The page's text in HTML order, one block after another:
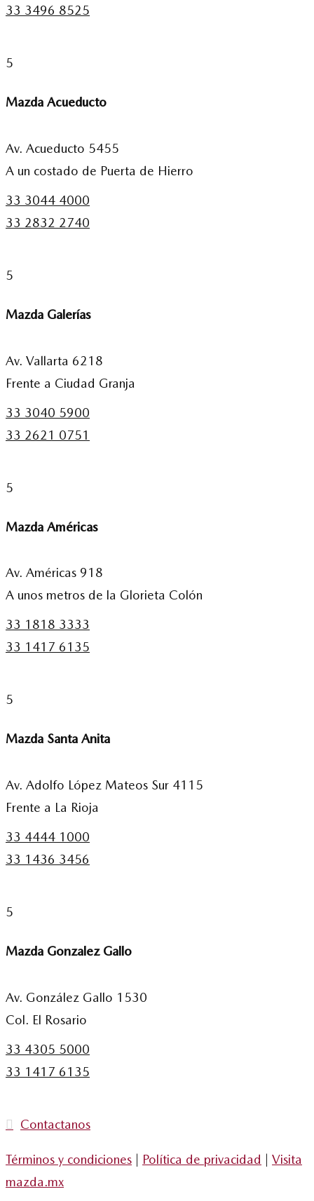
33 3496 8525
5
Mazda Acueducto
Av. Acueducto 5455
A un costado de Puerta de Hierro
33 3044 4000
33 2832 2740
5
Mazda Galerías
Av. Vallarta 6218
Frente a Ciudad Granja
33 3040 5900
33 2621 0751
5
Mazda Américas
Av. Américas 918
A unos metros de la Glorieta Colón
33 1818 3333
33 1417 6135
5
Mazda Santa Anita
Av. Adolfo López Mateos Sur 4115
Frente a La Rioja
33 4444 1000
33 1436 3456
5
Mazda Gonzalez Gallo
Av. González Gallo 1530
Col. El Rosario
33 4305 5000
33 1417 6135
Contactanos
Términos y condiciones Política de privacidad
Visita
mazda.mx